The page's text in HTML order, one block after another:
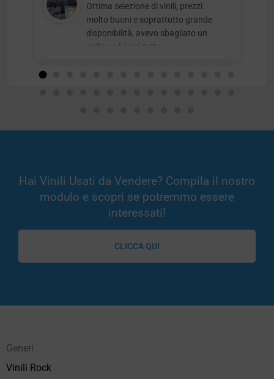
Ottima selezione di vinili, prezzi
molto buoni e soprattutto grande
disponibilità, avevo sbagliato un
ordine e Leggi tutto
Hai Vinili Usati da Vendere? Compila il nostro
modulo e scopri se potremmo essere
interessati!
CLICCA QUI
Generi
Vinili Rock